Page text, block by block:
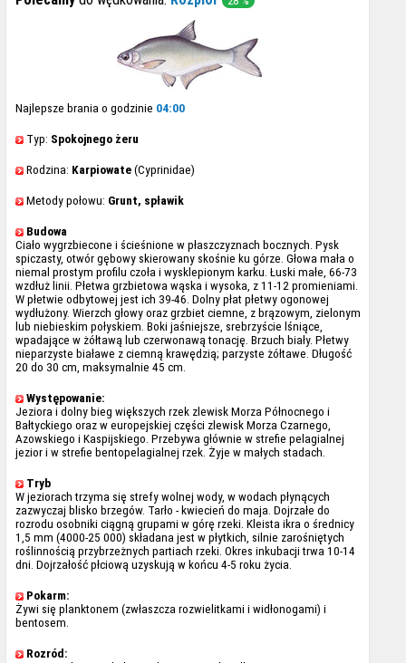
Najlepsze brania o godzinie 04:00
Typ: Spokojnego żeru
Rodzina: Karpiowate (Cyprinidae)
Metody połowu: Grunt, spławik
Budowa
Ciało wygrzbiecone i ścieśnione w płaszczyznach bocznych. Pysk
spiczasty, otwór gębowy skierowany skośnie ku górze. Głowa mała o
niemal prostym profilu czoła i wysklepionym karku. Łuski małe, 66-73
wzdłuż linii. Płetwa grzbietowa wąska i wysoka, z 11-12 promieniami.
W płetwie odbytowej jest ich 39-46. Dolny płat płetwy ogonowej
wydłużony. Wierzch głowy oraz grzbiet ciemne, z brązowym, zielonym
lub niebieskim połyskiem. Boki jaśniejsze, srebrzyście lśniące,
wpadające w żółtawą lub czerwonawą tonację. Brzuch biały. Płetwy
nieparzyste białawe z ciemną krawędzią; parzyste żółtawe. Długość
20 do 30 cm, maksymalnie 45 cm.
Występowanie:
Jeziora i dolny bieg większych rzek zlewisk Morza Północnego i
Bałtyckiego oraz w europejskiej części zlewisk Morza Czarnego,
Azowskiego i Kaspijskiego. Przebywa głównie w strefie pelagialnej
jezior i w strefie bentopelagialnej rzek. Żyje w małych stadach.
Tryb
W jeziorach trzyma się strefy wolnej wody, w wodach płynących
zazwyczaj blisko brzegów. Tarło - kwiecień do maja. Dojrzałe do
rozrodu osobniki ciągną grupami w górę rzeki. Kleista ikra o średnicy
1,5 mm (4000-25 000) składana jest w płytkich, silnie zarośniętych
roślinnością przybrzeżnych partiach rzeki. Okres inkubacji trwa 10-14
dni. Dojrzałość płciową uzyskują w końcu 4-5 roku życia.
Pokarm:
Żywi się planktonem (zwłaszcza rozwielitkami i widłonogami) i
bentosem.
Rozród: